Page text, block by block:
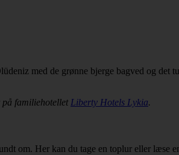
med de grønne bjerge bagved og det
familiehotellet Liberty Hotels Lykia.
om. Her kan du tage en toplur eller